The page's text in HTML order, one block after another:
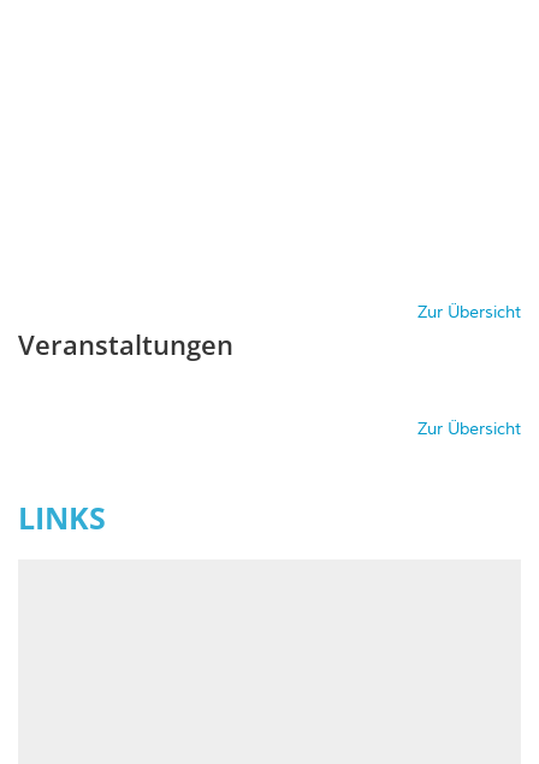
Zur Übersicht
Veranstaltungen
Zur Übersicht
LINKS